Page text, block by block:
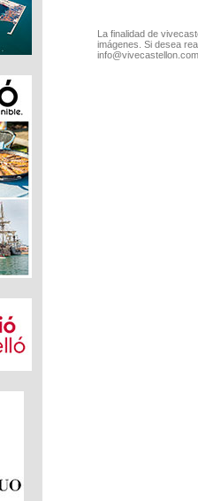
La finalidad de
imágenes. Si desea
info@vivecastellon.com